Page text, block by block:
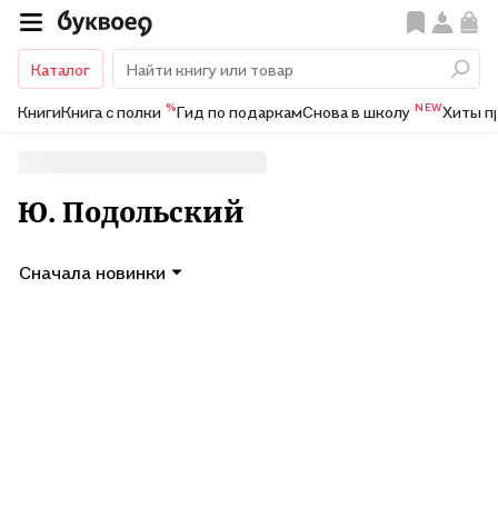
Каталог
КнигиКнига с полки %Гид по подаркамСнова в школу NEWХиты
Ю. Подольский
Сначала новинки